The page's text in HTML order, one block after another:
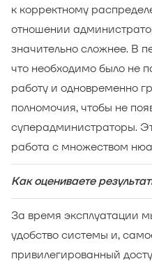
к корректному
отношении
значительно сложнее. В
что необходимо было не
работу и одновременно
полномочия, чтобы не
суперадминистраторы.
работа с множеством
Как оцениваете
За время эксплуатации
удобство системы и,
привилегированный